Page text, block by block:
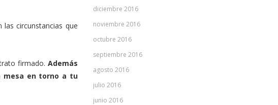
circunstancias que
firmado. Además
mesa en torno a tu
diciembre 2016
noviembre 2016
octubre 2016
septiembre 2016
agosto 2016
julio 2016
junio 2016